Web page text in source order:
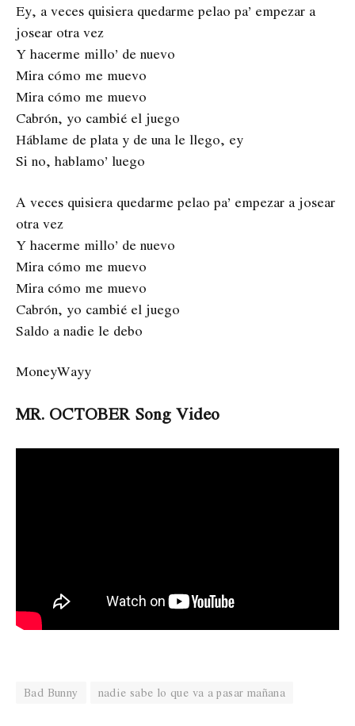
Ey, a veces quisiera quedarme pelao pa’ empezar a
josear otra vez
Y hacerme millo’ de nuevo
Mira cómo me muevo
Mira cómo me muevo
Cabrón, yo cambié el juego
Háblame de plata y de una le llego, ey
Si no, hablamo’ luego
A veces quisiera quedarme pelao pa’ empezar a josear
otra vez
Y hacerme millo’ de nuevo
Mira cómo me muevo
Mira cómo me muevo
Cabrón, yo cambié el juego
Saldo a nadie le debo
MoneyWayy
MR. OCTOBER Song Video
Bad Bunny nadie sabe lo que va a pasar mañana